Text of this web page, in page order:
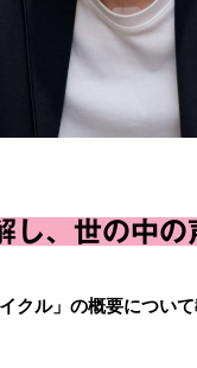
し、世の中
クル」の概要について